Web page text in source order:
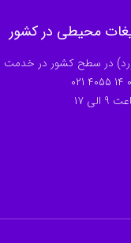
محیطی در کشور
در سطح کشور در خدمت
021 4055 14
17